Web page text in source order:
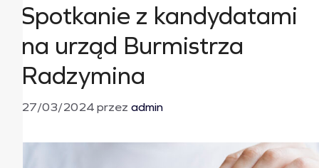
Spotkanie z kandydatami
na urząd Burmistrza
Radzymina
27/03/2024przez admin